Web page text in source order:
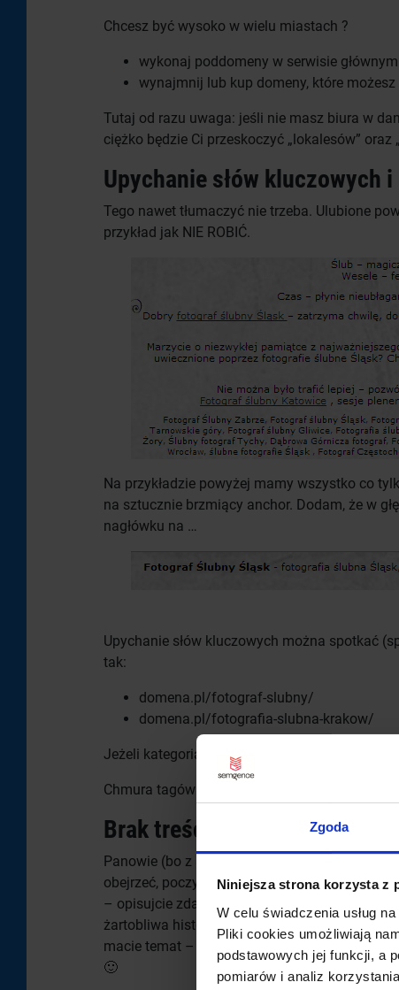
Zgoda
Niniejsza strona korzysta z
W celu świadczenia usług
Pliki cookies umożliwiają
podstawowych jej funkcji, a
pomiarów i analiz
Chcesz być wysoko w wielu miastach ?
wykonaj poddomeny w serwisie
wynajmnij lub kup domeny, które
Tutaj od razu uwaga: jeśli nie masz biura w
ciężko będzie Ci przeskoczyć „lokalesów” oraz
Upychanie słów kluczowych i
Tego nawet tłumaczyć nie trzeba. Ulubione
przykład jak NIE ROBIĆ.
Na przykładzie powyżej mamy wszystko co
na sztucznie brzmiący anchor. Dodam, że w
nagłówku na …
Upychanie słów kluczowych można spotkać
tak:
domena.pl/fotograf-slubny/
domena.pl/fotografia-slubna-krakow/
Jeżeli kategoria nazywa się „góry” to tak ma
Chmura tagów również wykorzytywana jest
Brak treści …
Panowie (bo z reguł piszą Pany) zapytajcie
obejrzeć, poczytać ? Same krótkie zdanie w
– opisujcie zdarzenie: gdzie, kto brał ślub,
żartobliwa historyjka jaka wydarzyła się
macie temat – opiszcie !!! Google na pewno
🙂